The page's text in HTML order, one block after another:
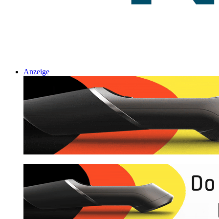
Anzeige